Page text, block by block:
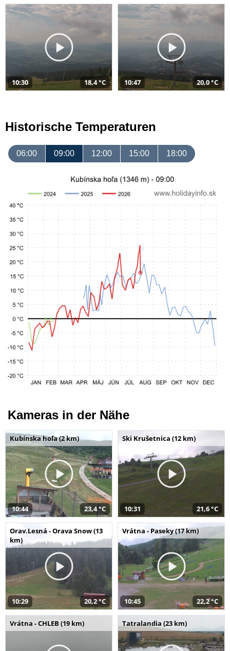
10:30 18,4 °C 10:47 20,0 °C
Historische Temperaturen
06:00 09:00 12:00 15:00 18:00
Kameras in der Nähe
Kubínska hoľa (2 km)
10:44 23,4 °C
Ski Krušetnica (12 km)
10:31 21,6 °C
Orav.Lesná - Orava Snow (13
km)
10:29 20,2 °C
Vrátna - Paseky (17 km)
10:45 22,2 °C
Vrátna - CHLEB (19 km) Tatralandia (23 km)